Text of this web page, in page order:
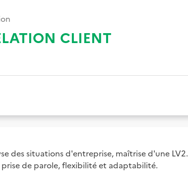
CLIENT
des situations d'entreprise, maîtrise d'une LV2.
de parole, flexibilité et adaptabilité.